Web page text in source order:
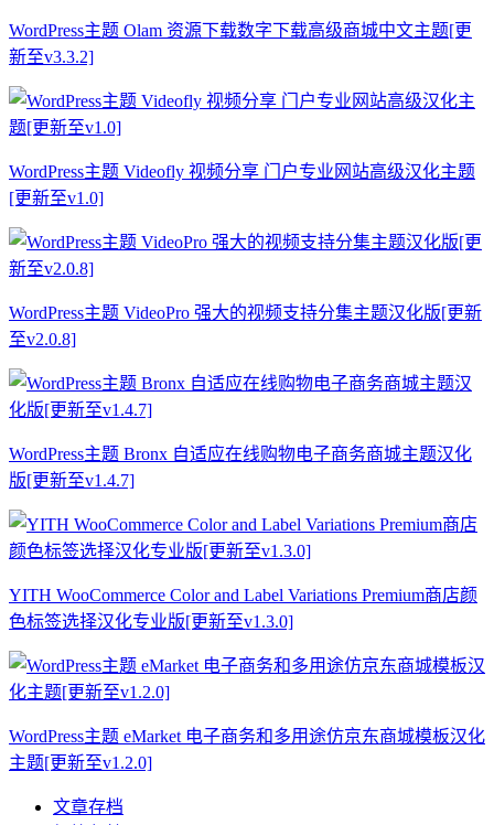
WordPress主题 Olam 资源下载数字下载高级商城中文主题[更
新至v3.3.2]
WordPress主题 Videofly 视频分享 门户专业网站高级汉化主题
[更新至v1.0]
WordPress主题 VideoPro 强大的视频支持分集主题汉化版[更新
至v2.0.8]
WordPress主题 Bronx 自适应在线购物电子商务商城主题汉化
版[更新至v1.4.7]
YITH WooCommerce Color and Label Variations Premium商店颜
色标签选择汉化专业版[更新至v1.3.0]
WordPress主题 eMarket 电子商务和多用途仿京东商城模板汉化
主题[更新至v1.2.0]
文章存档